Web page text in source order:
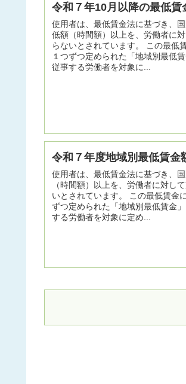
令和７年10月以降の最低賃
使用者は、最低賃金法に基づき、
低額（時間額）以上を、労働者に
らないとされています。 この最低
１つずつ定められた「地域別最低
従事する労働者を対象に...
令和７年度地域別最低賃金
使用者は、最低賃金法に基づき、
（時間額）以上を、労働者に対し
いとされています。 この最低賃金
ずつ定められた「地域別最低賃金
する労働者を対象に定め...